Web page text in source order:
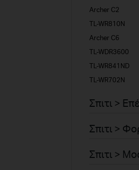
Archer C2
TL-WR810N
Archer C6
TL-WDR3600
TL-WR841ND
TL-WR702N
Σπιτι >
Σπιτι >
Σπιτι >